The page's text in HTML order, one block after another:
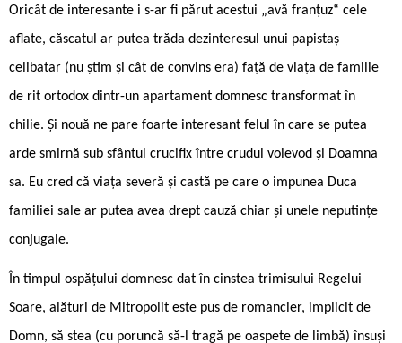
Oricât de interesante i s-ar fi părut acestui „avă franțuz“ cele
aflate, căscatul ar putea trăda dezinteresul unui papistaș
celibatar (nu știm și cât de convins era) față de viața de familie
de rit ortodox dintr-un apartament domnesc transformat în
chilie. Și nouă ne pare foarte interesant felul în care se putea
arde smirnă sub sfântul crucifix între crudul voievod și Doamna
sa. Eu cred că viața severă și castă pe care o impunea Duca
familiei sale ar putea avea drept cauză chiar și unele neputințe
conjugale.
În timpul ospățului domnesc dat în cinstea trimisului Regelui
Soare, alături de Mitropolit este pus de romancier, implicit de
Domn, să stea (cu poruncă să-l tragă pe oaspete de limbă) însuși